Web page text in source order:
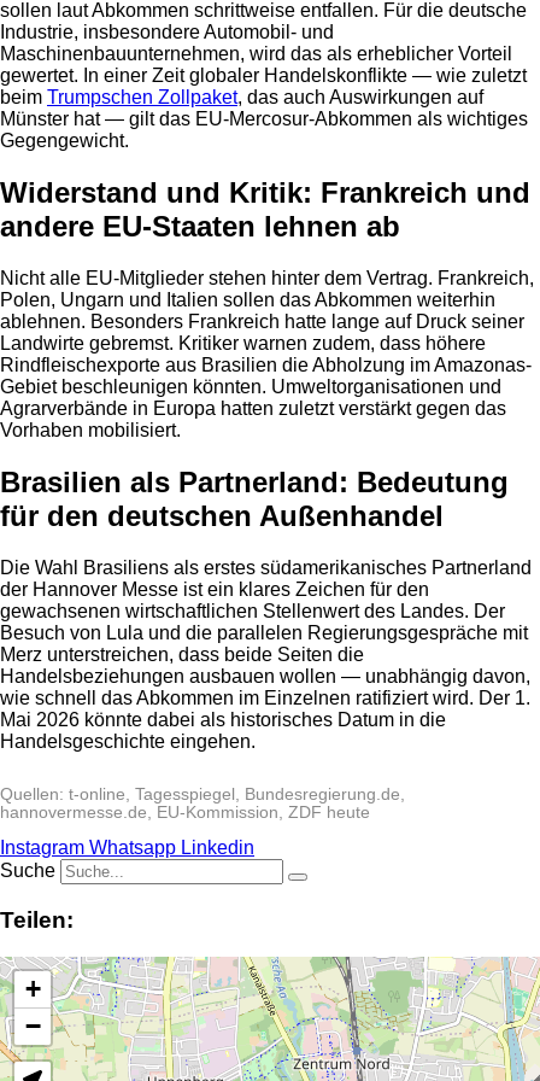
sollen laut Abkommen schrittweise entfallen. Für die deutsche
Industrie, insbesondere Automobil- und
Maschinenbauunternehmen, wird das als erheblicher Vorteil
gewertet. In einer Zeit globaler Handelskonflikte — wie zuletzt
beim Trumpschen Zollpaket, das auch Auswirkungen auf
Münster hat — gilt das EU-Mercosur-Abkommen als wichtiges
Gegengewicht.
Widerstand und Kritik: Frankreich und
andere EU-Staaten lehnen ab
Nicht alle EU-Mitglieder stehen hinter dem Vertrag. Frankreich,
Polen, Ungarn und Italien sollen das Abkommen weiterhin
ablehnen. Besonders Frankreich hatte lange auf Druck seiner
Landwirte gebremst. Kritiker warnen zudem, dass höhere
Rindfleischexporte aus Brasilien die Abholzung im Amazonas-
Gebiet beschleunigen könnten. Umweltorganisationen und
Agrarverbände in Europa hatten zuletzt verstärkt gegen das
Vorhaben mobilisiert.
Brasilien als Partnerland: Bedeutung
für den deutschen Außenhandel
Die Wahl Brasiliens als erstes südamerikanisches Partnerland
der Hannover Messe ist ein klares Zeichen für den
gewachsenen wirtschaftlichen Stellenwert des Landes. Der
Besuch von Lula und die parallelen Regierungsgespräche mit
Merz unterstreichen, dass beide Seiten die
Handelsbeziehungen ausbauen wollen — unabhängig davon,
wie schnell das Abkommen im Einzelnen ratifiziert wird. Der 1.
Mai 2026 könnte dabei als historisches Datum in die
Handelsgeschichte eingehen.
Quellen: t-online, Tagesspiegel, Bundesregierung.de,
hannovermesse.de, EU-Kommission, ZDF heute
Instagram Whatsapp Linkedin
Suche
Teilen:
+
−